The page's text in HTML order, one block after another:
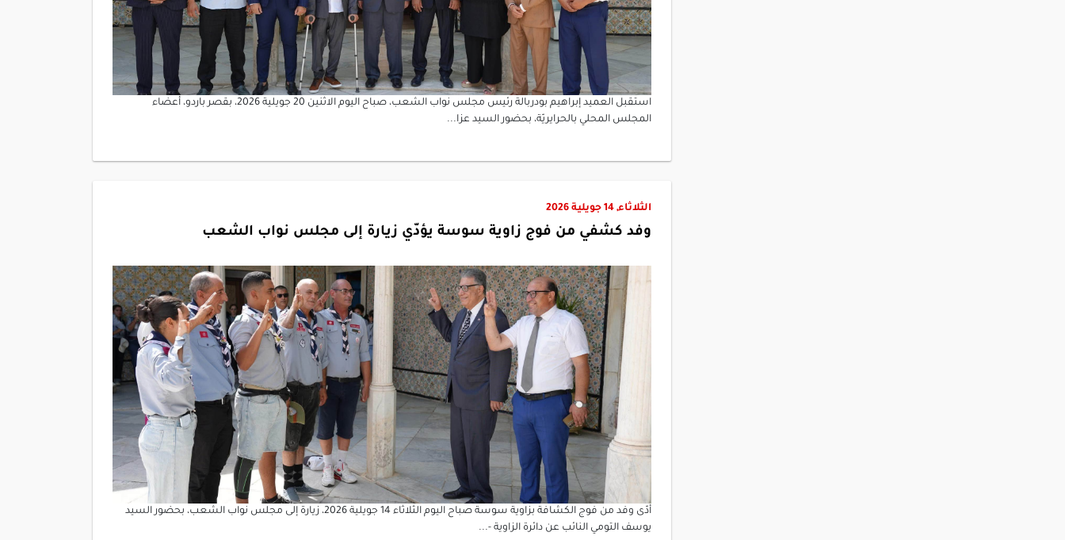
استقبل العميد إبراهيم بودربالة رئيس مجلس نواب الشعب، صباح اليوم الاثنين 20 جويلية 2026، بقصر باردو، أعضاء
المجلس المحلي بالحرايريّة، بحضور السيد عزا...
الثلاثاء, 14 جويلية 2026
وفد كشفي من فوج زاوية سوسة يؤدّي زيارة إلى مجلس نواب الشعب
أدّى وفد من فوج الكشافة بزاوية سوسة صباح اليوم الثلاثاء 14 جويلية 2026، زيارة إلى مجلس نواب الشعب، بحضور السيد
يوسف التومي النائب عن دائرة الزاوية -...